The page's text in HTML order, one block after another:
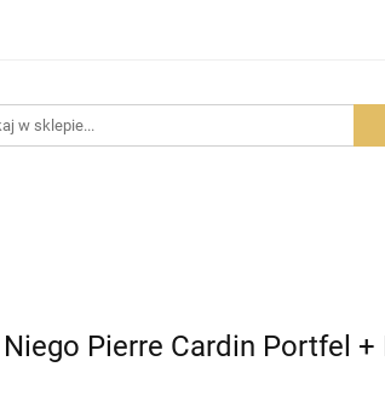
Pierre Cardin Portfel +